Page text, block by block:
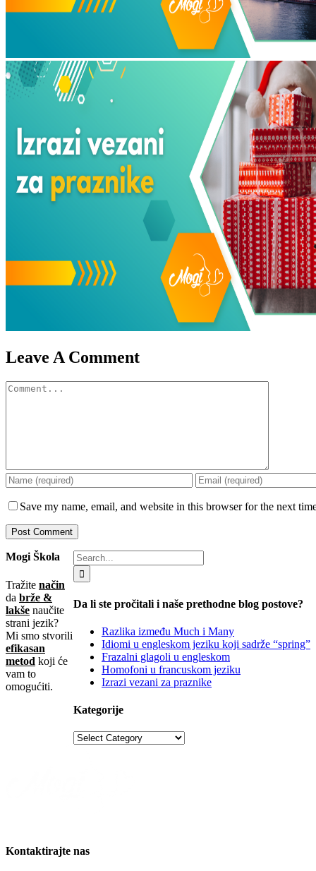
Leave A Comment
Save my name, email, and website in this browser for the next
Da li ste pročitali i naše prethodne blog postove?
Razlika između Much i Many
Idiomi u engleskom jeziku koji sadrže “spring”
Frazalni glagoli u engleskom
Homofoni u francuskom jeziku
Izrazi vezani za praznike
Kategorije
Mogi Škola
Tražite način
da brže &
lakše naučite
strani jezik?
Mi smo stvorili
efikasan
metod koji će
vam to
omogućiti.
Kontaktirajte nas